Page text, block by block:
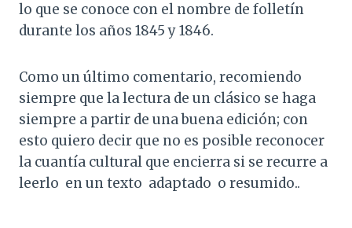
lo que se conoce con el nombre de folletín
durante los años 1845 y 1846.
Como un último comentario, recomiendo
siempre que la lectura de un clásico se haga
siempre a partir de una buena edición; con
esto quiero decir que no es posible reconocer
la cuantía cultural que encierra si se recurre a
leerlo en un texto adaptado o resumido..